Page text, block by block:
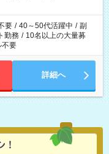
要 / 40～50代活躍中 / 副
勤務 / 10名以上の大量募
不要
詳細へ